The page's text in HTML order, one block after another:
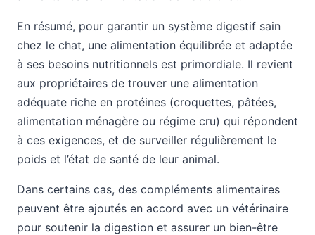
En résumé, pour garantir un système digestif sain
chez le chat, une alimentation équilibrée et adaptée
à ses besoins nutritionnels est primordiale. Il revient
aux propriétaires de trouver une alimentation
adéquate riche en protéines (croquettes, pâtées,
alimentation ménagère ou régime cru) qui répondent
à ces exigences, et de surveiller régulièrement le
poids et l’état de santé de leur animal.
Dans certains cas, des compléments alimentaires
peuvent être ajoutés en accord avec un vétérinaire
pour soutenir la digestion et assurer un bien-être